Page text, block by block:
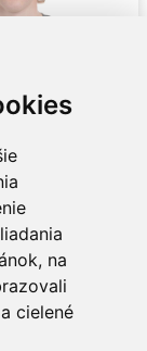
na
cielené
Cena od 3,31€